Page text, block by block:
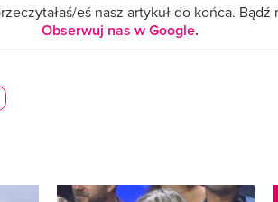
eś nasz artykuł do końca. Bądź
Obserwuj nas w Google.